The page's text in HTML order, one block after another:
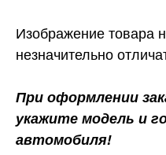
Изображение товара
незначительно
При оформлении
укажите модель и
автомобиля!